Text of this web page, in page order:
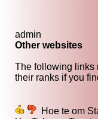
admin
Other websites
The following links
their ranks if you
Hoe te om